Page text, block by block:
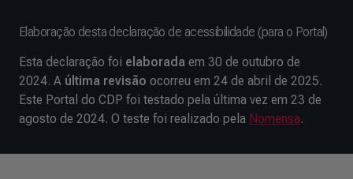
Elaboração desta declaração de acessibilidade (para o Portal)
Esta declaração foi elaborada em 30 de outubro de
2024. A última revisão ocorreu em 24 de abril de 2025.
Este Portal do CDP foi testado pela última vez em 23 de
agosto de 2024. O teste foi realizado pela Nomensa.